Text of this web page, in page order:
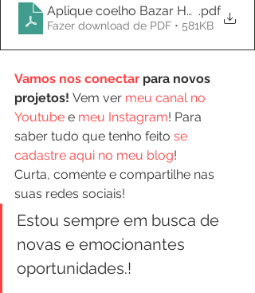
Aplique coelho Bazar Horizonte1
.pdf
Fazer download de PDF • 581KB
Vamos nos conectar para novos
projetos! Vem ver meu canal no
Youtube e meu Instagram! Para
saber tudo que tenho feito se
cadastre aqui no meu blog!
Curta, comente e compartilhe nas
suas redes sociais!
Estou sempre em busca de
novas e emocionantes
oportunidades.!